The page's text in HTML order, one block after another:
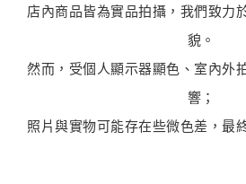
店內商品皆為實品拍攝，我們致力
貌。
然而，受個人顯示器顯色、室內外
響；
照片與實物可能存在些微色差，最